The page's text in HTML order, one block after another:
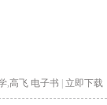
高飞 电子书 | 立即下载